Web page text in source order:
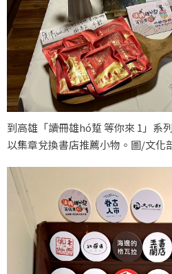
到高雄「讀冊雄hó踅 等你來 1」系
以集章兌換書店推薦小物。圖/文化